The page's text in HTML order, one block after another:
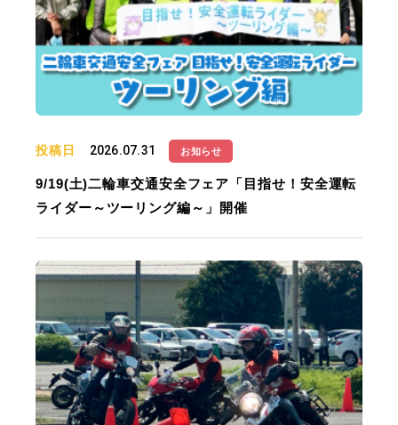
投稿日 2026.07.31 お知らせ
9/19(土)二輪車交通安全フェア「目指せ！安全運転
ライダー～ツーリング編～」開催